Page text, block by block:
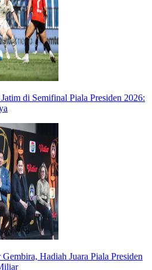
di Semifinal Piala Presiden 2026:
Hadiah Juara Piala Presiden